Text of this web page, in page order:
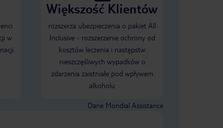
w
Większość Klientów
rozszerza ubezpieczenia o pakiet All
Inclusive - rozszerzenie ochrony od
kosztów leczenia i następstw
nieszczęśliwych wypadków o
zdarzenia zaistniałe pod wpływem
alkoholu
Dane Mondial Assistance